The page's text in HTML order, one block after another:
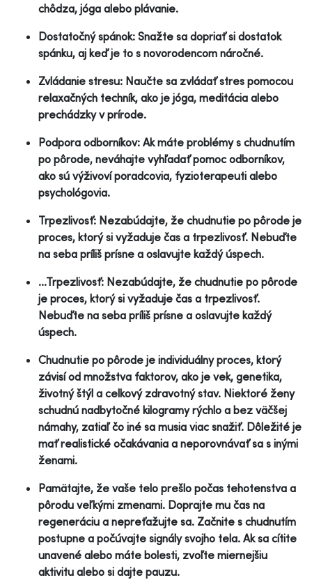
chôdza, jóga alebo plávanie.
Dostatočný spánok: Snažte sa dopriať si dostatok
spánku, aj keď je to s novorodencom náročné.
Zvládanie stresu: Naučte sa zvládať stres pomocou
relaxačných techník, ako je jóga, meditácia alebo
prechádzky v prírode.
Podpora odborníkov: Ak máte problémy s chudnutím
po pôrode, neváhajte vyhľadať pomoc odborníkov,
ako sú výživoví poradcovia, fyzioterapeuti alebo
psychológovia.
Trpezlivosť: Nezabúdajte, že chudnutie po pôrode je
proces, ktorý si vyžaduje čas a trpezlivosť. Nebuďte
na seba príliš prísne a oslavujte každý úspech.
...Trpezlivosť: Nezabúdajte, že chudnutie po pôrode
je proces, ktorý si vyžaduje čas a trpezlivosť.
Nebuďte na seba príliš prísne a oslavujte každý
úspech.
Chudnutie po pôrode je individuálny proces, ktorý
závisí od množstva faktorov, ako je vek, genetika,
životný štýl a celkový zdravotný stav. Niektoré ženy
schudnú nadbytočné kilogramy rýchlo a bez väčšej
námahy, zatiaľ čo iné sa musia viac snažiť. Dôležité je
mať realistické očakávania a neporovnávať sa s inými
ženami.
Pamätajte, že vaše telo prešlo počas tehotenstva a
pôrodu veľkými zmenami. Doprajte mu čas na
regeneráciu a nepreťažujte sa. Začnite s chudnutím
postupne a počúvajte signály svojho tela. Ak sa cítite
unavené alebo máte bolesti, zvoľte miernejšiu
aktivitu alebo si dajte pauzu.